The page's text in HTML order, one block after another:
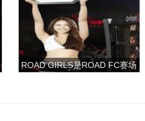
ROAD GIRLS是ROAD FC赛场